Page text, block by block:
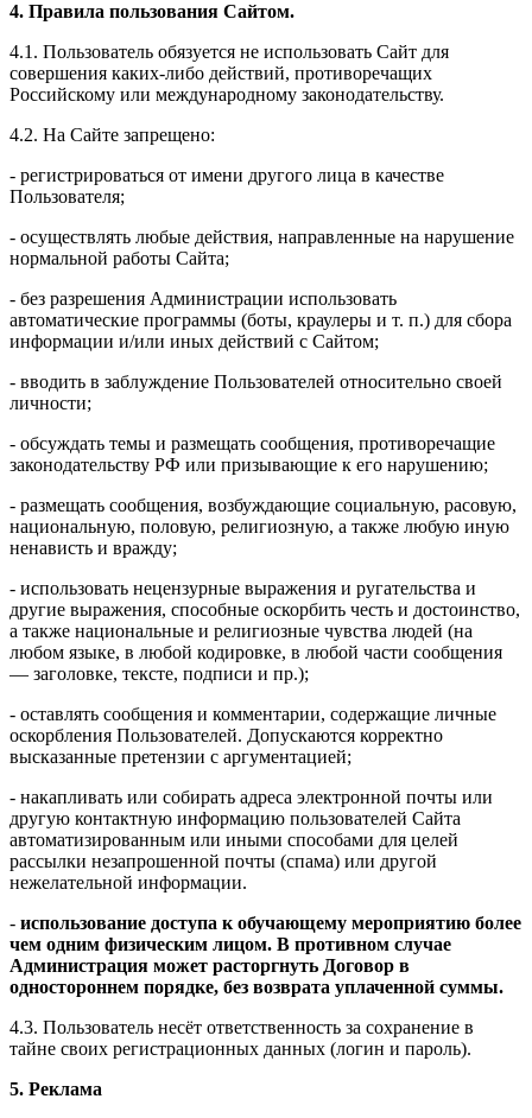
4. Правила пользования Сайтом.
4.1. Пользователь обязуется не использовать Сайт для
совершения каких-либо действий, противоречащих
Российскому или международному законодательству.
4.2. На Сайте запрещено:
- регистрироваться от имени другого лица в качестве
Пользователя;
- осуществлять любые действия, направленные на нарушение
нормальной работы Сайта;
- без разрешения Администрации использовать
автоматические программы (боты, краулеры и т. п.) для сбора
информации и/или иных действий с Сайтом;
- вводить в заблуждение Пользователей относительно своей
личности;
- обсуждать темы и размещать сообщения, противоречащие
законодательству РФ или призывающие к его нарушению;
- размещать сообщения, возбуждающие социальную, расовую,
национальную, половую, религиозную, а также любую иную
ненависть и вражду;
- использовать нецензурные выражения и ругательства и
другие выражения, способные оскорбить честь и достоинство,
а также национальные и религиозные чувства людей (на
любом языке, в любой кодировке, в любой части сообщения
— заголовке, тексте, подписи и пр.);
- оставлять сообщения и комментарии, содержащие личные
оскорбления Пользователей. Допускаются корректно
высказанные претензии с аргументацией;
- накапливать или собирать адреса электронной почты или
другую контактную информацию пользователей Сайта
автоматизированным или иными способами для целей
рассылки незапрошенной почты (спама) или другой
нежелательной информации.
- использование доступа к обучающему мероприятию более
чем одним физическим лицом. В противном случае
Администрация может расторгнуть Договор в
одностороннем порядке, без возврата уплаченной суммы.
4.3. Пользователь несёт ответственность за сохранение в
тайне своих регистрационных данных (логин и пароль).
5. Реклама